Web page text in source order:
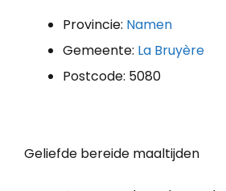
Provincie: Namen
Gemeente: La Bruyère
Postcode: 5080
Geliefde bereide maaltijden